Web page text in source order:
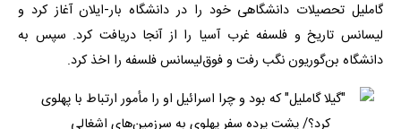
گاملیل تحصیلات دانشگاهی خود را در دانشگاه بار-ایلان آغاز کرد و
لیسانس تاریخ و فلسفه غرب آسیا را از آنجا دریافت کرد. سپس به
دانشگاه بن‌گوریون نگب رفت و فوق‌لیسانس فلسفه را اخذ کرد.